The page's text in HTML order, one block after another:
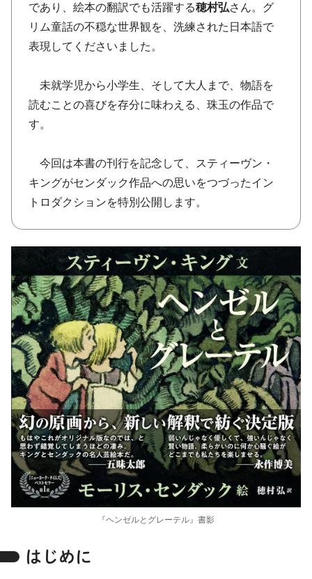
であり、絵本の翻訳でも活躍する穂村弘さん。グ
リム童話の不穏な世界観を、洗練された日本語で
表現してくださいました。
未就学児から小学生、そして大人まで、物語を
読むことの喜びを存分に味わえる、珠玉の作品で
す。
今回は本書の刊行を記念して、スティーヴン・
キングがセンダック作品への思いをつづったイン
トロダクションを特別公開します。
『ヘンゼルとグレーテル』書影
はじめに